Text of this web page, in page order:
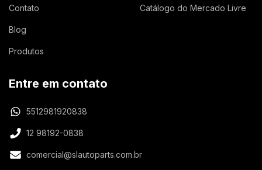
Contato
Blog
Produtos
Catálogo do Mercado Livre
Entre em contato
5512981920838
12 98192-0838
comercial@slautoparts.com.br